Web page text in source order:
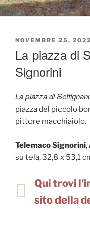
PUBBLICATO
NOVEMBRE 25, 2022
La piazza di
Signorini
La piazza di
piazza del piccolo
pittore macchiaiolo.
Telemaco Signorini,
su tela, 32,8 x 53,1
Qui trovi
sito della